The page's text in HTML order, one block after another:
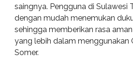
saingnya. Pengguna di Sulawesi
dengan mudah menemukan
sehingga memberikan rasa
yang lebih dalam menggunakan
Somer.